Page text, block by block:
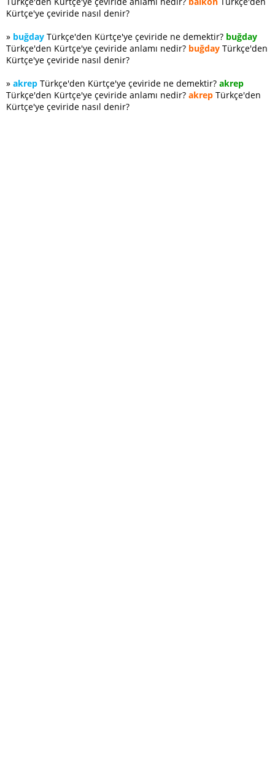
Kürtçe'ye çeviride nasıl denir?
» buğday Türkçe'den Kürtçe'ye çeviride ne demektir? buğday
Türkçe'den Kürtçe'ye çeviride anlamı nedir? buğday Türkçe'den
Kürtçe'ye çeviride nasıl denir?
» akrep Türkçe'den Kürtçe'ye çeviride ne demektir? akrep
Türkçe'den Kürtçe'ye çeviride anlamı nedir? akrep Türkçe'den
Kürtçe'ye çeviride nasıl denir?